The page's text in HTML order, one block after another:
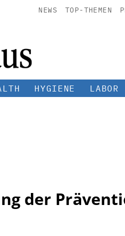
NEWS TOP-THEMEN
HYGIENE LABOR
der